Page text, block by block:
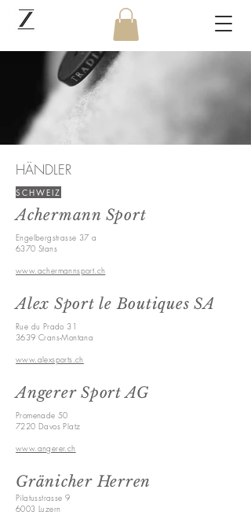
SCHWEIZ
HÄNDLER
Gränicher Herren
Pilatusstrasse 9
6003 Luzern
Achermann Sport
Engelbergstrasse 37 a
6370 Stans
www.achermannsport.ch
Alex Sport le Boutiques SA
Rue du Prado 31
3639 Crans-Montana
www.alexsports.ch
Angerer Sport AG
Promenade 50
7220 Davos Platz
www.angerer.ch